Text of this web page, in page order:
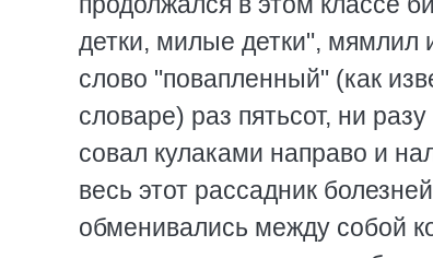
детки, милые детки", мямлил
слово "повапленный" (как
словаре) раз пятьсот, ни
совал кулаками направо и
весь этот рассадник
обменивались между собой